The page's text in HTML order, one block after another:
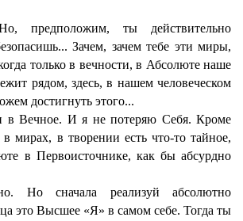
предположим, ты действительно
Зачем, зачем тебе эти миры,
только в вечности, в Абсолюте наше
рядом, здесь, в нашем человеческом
достигнуть этого...
Вечное. И я не потеряю Себя. Кроме
мирах, в творении есть что-то тайное,
в Первоисточнике, как бы абсурдно
Но сначала реализуй абсолютно
это Высшее «Я» в самом себе. Тогда ты